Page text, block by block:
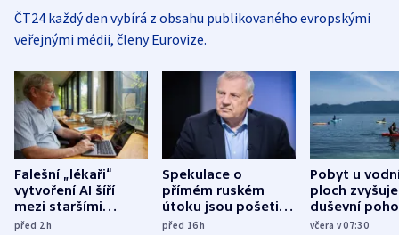
ČT24 každý den vybírá z obsahu publikovaného evropskými
veřejnými médii, členy Eurovize.
Falešní „lékaři“
vytvoření AI šíří
mezi staršími
Poláky nebezpečné
před 2h
Spekulace o
přímém ruském
útoku jsou pošetilé,
míní estonský
před 16h
Pobyt u
ploch zvyšuje
duševní
ukázala
včera v 07:30